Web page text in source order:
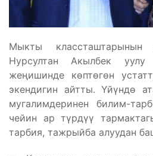
Мыкты классташтарынын
Нурсултан Акылбек
жеңишинде көптөгөн
экендигин айтты. Үйүндө
мугалимдеринен билим-
чейин ар түрдүү
тарбия, тажрыйба алуудан